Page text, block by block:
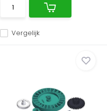
Vergelijk